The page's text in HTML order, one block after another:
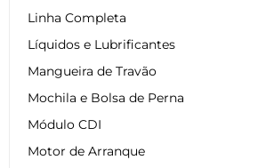
Linha Completa
Líquidos e Lubrificantes
Mangueira de Travão
Mochila e Bolsa de Perna
Módulo CDI
Motor de Arranque